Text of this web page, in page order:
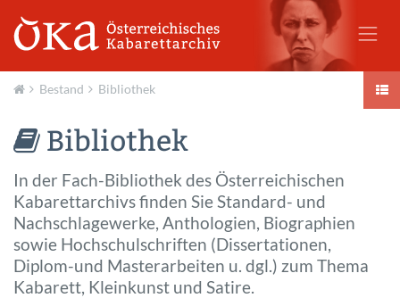
Bestand Bibliothek
Bibliothek
In der Fach-Bibliothek des Österreichischen
Kabarettarchivs finden Sie Standard- und
Nachschlagewerke, Anthologien, Biographien
sowie Hochschulschriften (Dissertationen,
Diplom-und Masterarbeiten u. dgl.) zum Thema
Kabarett, Kleinkunst und Satire.